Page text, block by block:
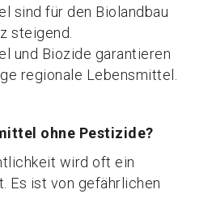
sind für den Biolandbau
steigend.
und Biozide garantieren
regionale Lebensmittel.
ohne Pestizide?
wird oft ein
Es ist von gefährlichen